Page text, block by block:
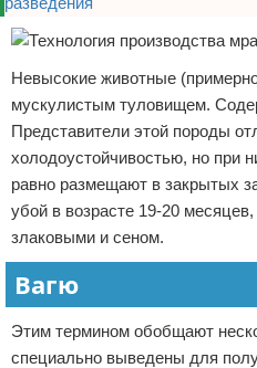
Невысокие животные
мускулистым туловищем.
Представители этой породы
холодоустойчивостью, но при
равно размещают в закрытых
убой в возрасте 19-20
злаковыми и сеном.
Вагю
Этим термином обобщают
специально выведены для